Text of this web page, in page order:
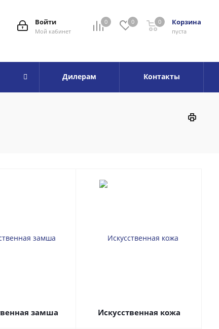
0 0 Корзина
пуста
0
Войти
Мой кабинет
Дилерам Контакты
замша Искусственная кожа